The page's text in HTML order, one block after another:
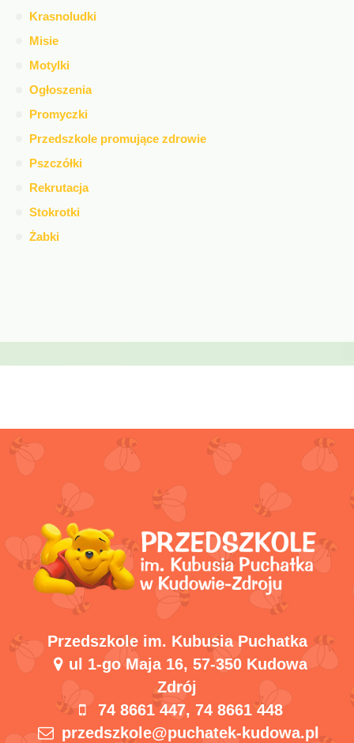
Krasnoludki
Misie
Motylki
Ogłoszenia
Promyczki
Przedszkole promujące zdrowie
Pszczółki
Rekrutacja
Stokrotki
Żabki
Przedszkole im. Kubusia Puchatka
ul 1-go Maja 16, 57-350 Kudowa
Zdrój
74 8661 447, 74 8661 448
przedszkole@puchatek-kudowa.pl